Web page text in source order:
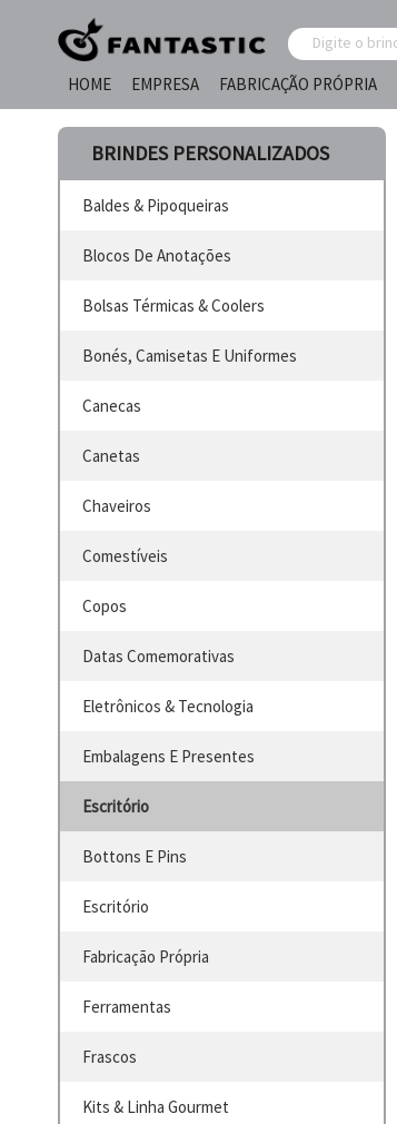
HOME
EMPRESA FABRICAÇÃO PRÓPRIA
BRINDES PERSONALIZADOS
Baldes & Pipoqueiras
Blocos De Anotações
Bolsas Térmicas & Coolers
Bonés, Camisetas E Uniformes
Canecas
Canetas
Chaveiros
Comestíveis
Copos
Datas Comemorativas
Eletrônicos & Tecnologia
Embalagens E Presentes
Escritório
Bottons E Pins
Escritório
Fabricação Própria
Ferramentas
Frascos
Kits & Linha Gourmet